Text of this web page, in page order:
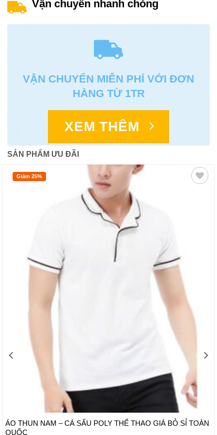
Vận chuyển nhanh chóng
VẬN CHUYỂN MIỄN PHÍ VỚI ĐƠN
HÀNG TỪ 1TR
XEM THÊM
SẢN PHẨM ƯU ĐÃI
Giảm 25%
ÁO THUN NAM – CÁ SẤU POLY THỂ THAO GIÁ BỎ SỈ TOÀN
QUỐC